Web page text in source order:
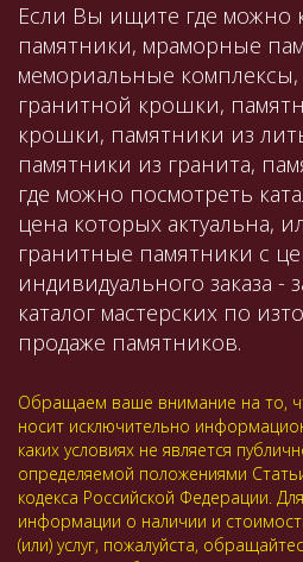
Если Вы ищите где можно
памятники, мраморные
мемориальные
гранитной крошки,
крошки, памятники из
памятники из гранита,
где можно посмотреть
цена которых актуальна,
гранитные памятники с
индивидуального заказа -
каталог мастерских по
продаже памятников.
Обращаем ваше внимание на то,
носит исключительно
каких условиях не является
определяемой положениями
кодекса Российской Федерации.
информации о наличии и
(или) услуг, пожалуйста,